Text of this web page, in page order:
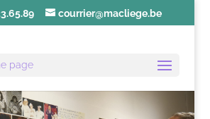
courrier@macliege.be
page